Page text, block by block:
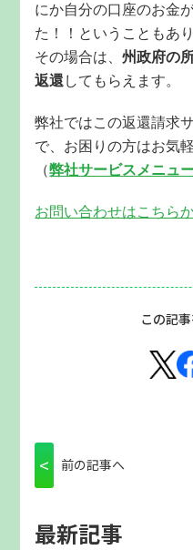
にか自分の口座のお金
た！！ということもあ
その場合は、州政府の
返還 してもらえます。
弊社ではこの返還請求
で、お困りの方はお気
（弊社サービスメニュ
お問い合わせはこちら
この記
< 前の記事へ
最新記事